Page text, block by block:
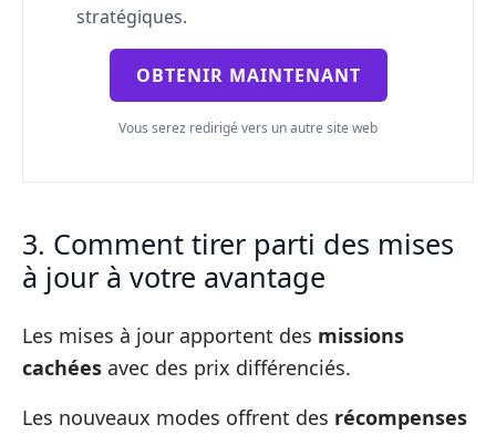
stratégiques.
OBTENIR MAINTENANT
Vous serez redirigé vers un autre site web
3. Comment tirer parti des mises
à jour à votre avantage
Les mises à jour apportent des missions
cachées avec des prix différenciés.
Les nouveaux modes offrent des récompenses